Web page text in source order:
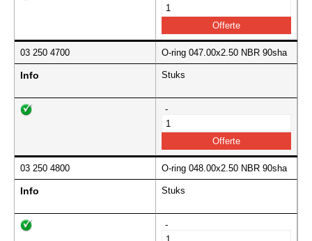
03 250 4700 O-ring 047.00x2.50 NBR 90sha
Info Stuks
-
03 250 4800 O-ring 048.00x2.50 NBR 90sha
Info Stuks
-